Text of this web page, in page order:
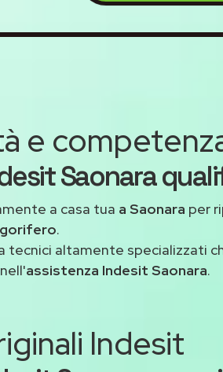
e
Saonara
a casa tua a Saonara per
.
altamente specializzati
assistenza Indesit Saonara.
Indesit